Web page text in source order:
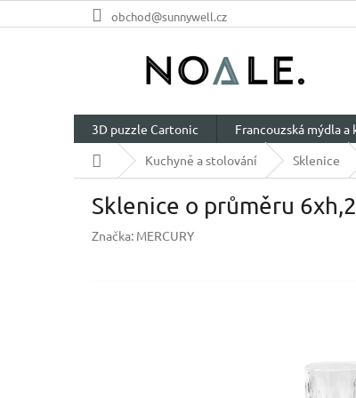
na
obchod@sunnywell.cz
3D puzzle Cartonic Francouzská mýdla
Domů
Kuchyně a stolování Sklenice
Sklenice o průměru
Značka: MERCURY